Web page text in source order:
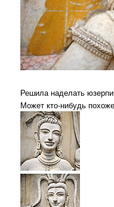
Решила наделать
Может кто-нибудь